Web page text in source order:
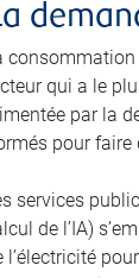
consommation
qui a le
par la
pour faire
services
de l’IA)
l’électricité